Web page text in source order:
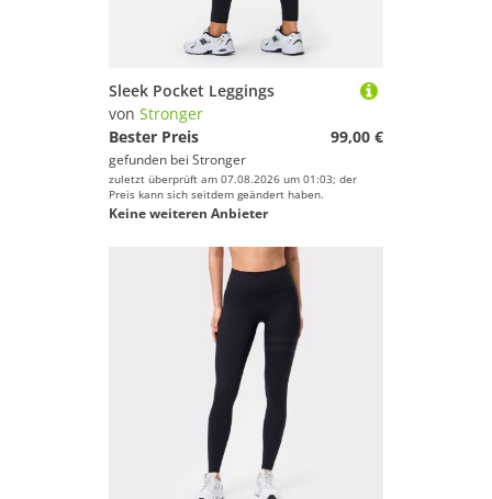
Sleek Pocket Leggings
von Stronger
Bester Preis
99,00 €
gefunden bei Stronger
zuletzt überprüft am 07.08.2026 um 01:03; der
Preis kann sich seitdem geändert haben.
Keine weiteren Anbieter